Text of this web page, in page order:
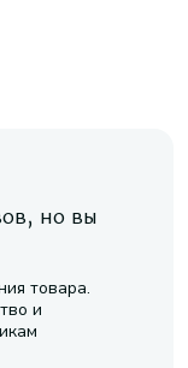
но вы
товара.
и